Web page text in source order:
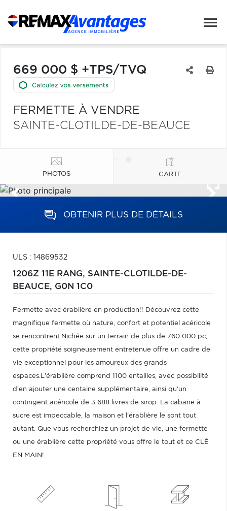
669 000 $ +TPS/TVQ
FERMETTE À VENDRE
SAINTE-CLOTILDE-DE-BEAUCE
PHOTOS CARTE
OBTENIR PLUS DE DÉTAILS
ULS : 14869532
1206Z 11E RANG, SAINTE-CLOTILDE-DE-
BEAUCE, G0N 1C0
Fermette avec érablière en production!! Découvrez cette
magnifique fermette où nature, confort et potentiel acéricole
se rencontrent.Nichée sur un terrain de plus de 760 000 pc,
cette propriété soigneusement entretenue offre un cadre de
vie exceptionnel pour les amoureux des grands
espaces.L'érablière comprend 1100 entailles, avec possibilité
d'en ajouter une centaine supplémentaire, ainsi qu'un
contingent acéricole de 3 688 livres de sirop. La cabane à
sucre est impeccable, la maison et l'érablière le sont tout
autant. Que vous recherchiez un projet de vie, une fermette
ou une érablière cette propriété vous offre le tout et ce CLÉ
EN MAIN!